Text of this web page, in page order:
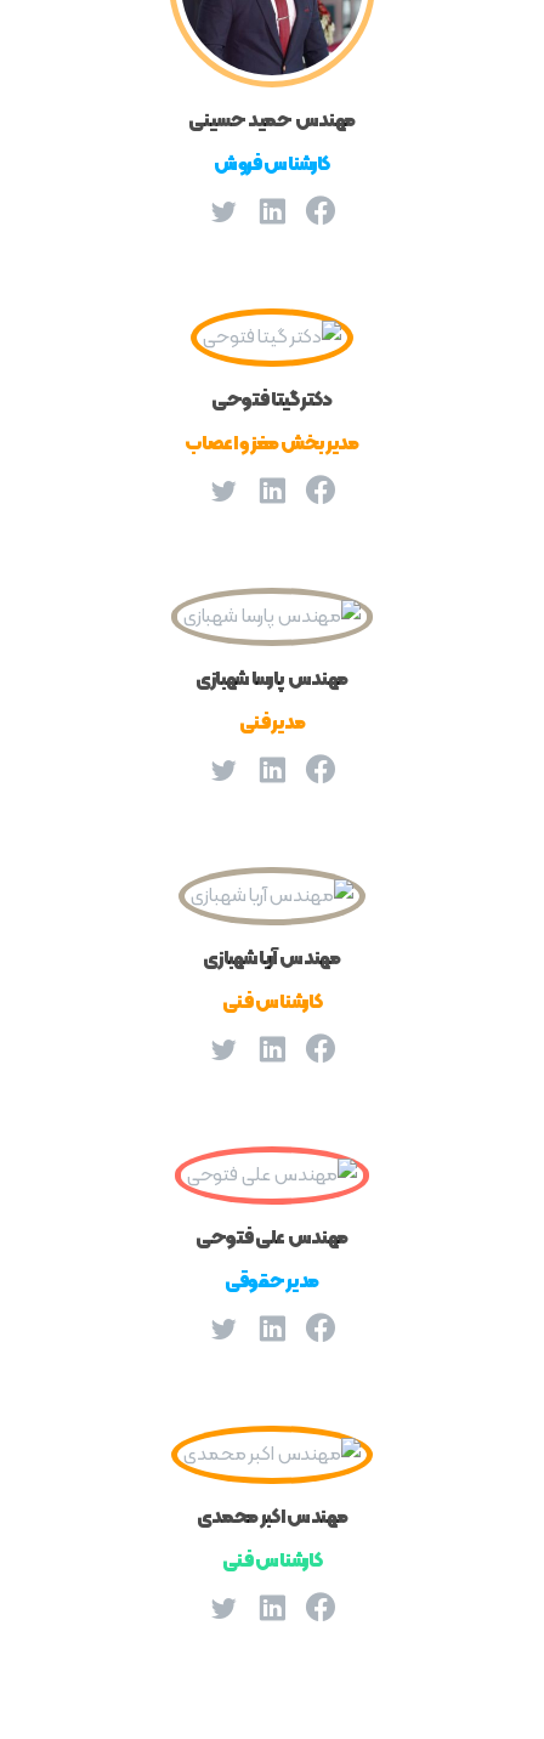
مهندس حمید حسینی
کارشناس فروش
دکتر گیتا فتوحی
مدیر بخش ‌مغز و اعصاب
مهندس پارسا شهبازی
مدیر فنی
مهندس آریا شهبازی
کارشناس فنی
مهندس علی فتوحی
مدیر حقوقی
مهندس اکبر محمدی
کارشناس فنی